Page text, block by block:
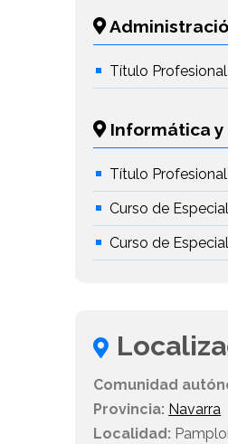
Título
Informática y
Título
Curso de
Curso de
Comunidad
Provincia: Navarra
Localidad: